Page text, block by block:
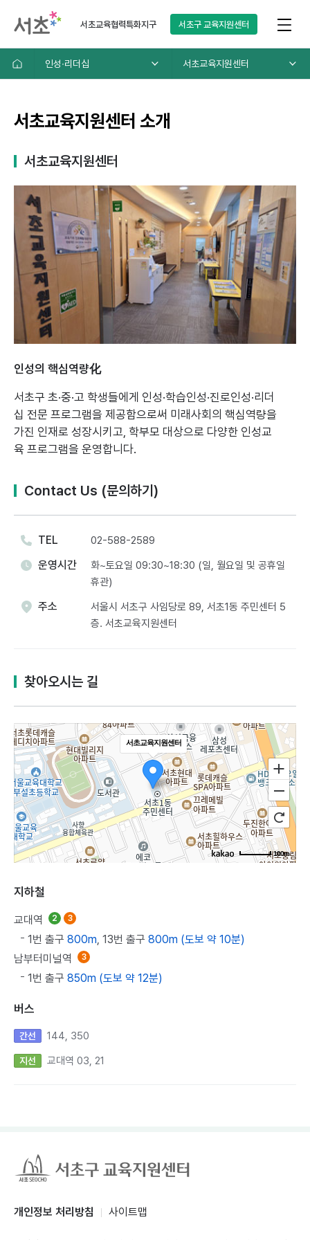
서초교육협력특화지구 서초구교육지원센터
인성∙리더십 서초교육지원센터
서초교육지원센터 소개
서초교육지원센터
인성의 핵심역량化
서초구 초·중·고 학생들에게 인성·학습인성·진로인성·리더
십 전문 프로그램을 제공함으로써 미래사회의 핵심역량을
가진 인재로 성장시키고, 학부모 대상으로 다양한 인성교
육 프로그램을 운영합니다.
Contact Us (문의하기)
TEL 02-588-2589
운영시간
화~토요일 09:30~18:30 (일, 월요일 및 공휴일
휴관)
주소
서울시 서초구 사임당로 89, 서초1동 주민센터 5
층. 서초교육지원센터
찾아오시는 길
서초교육지원센터
100m
지하철
교대역 2 3
1번 출구 800m, 13번 출구 800m (도보 약 10분)
남부터미널역
3
1번 출구 850m (도보 약 12분)
버스
간선 144, 350
지선 교대역 03, 21
개인정보 처리방침 사이트맵